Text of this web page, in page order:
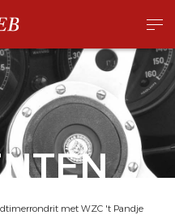
met WZC 't Pandje